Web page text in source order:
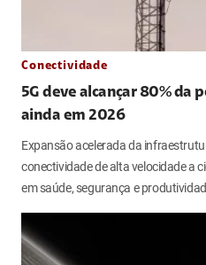
Conectividade
5G deve alcançar 80% da
ainda em 2026
Expansão acelerada da
conectividade de alta velocidade a
em saúde, segurança e